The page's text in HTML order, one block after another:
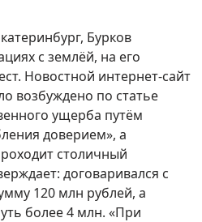
Бурков
с землёй, на его
Новостной интернет-сайт
возбуждено по статье
ущерба путём
доверием», а
столичный
договаривался с
120 млн рублей, а
более 4 млн. «При